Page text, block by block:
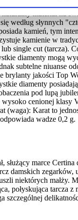
ze wszystkich
materiał na
według słynnych
kamień, tym
kamienie w
single cut (tarcza).
diamenty mogą
subtelne niuanse
brylanty jakości Top
diamenty
pod lupą
cenionej klasy
(waga): Karat to
wadze 0,2 g.
służący marce
damskich zegarków,
niektórych małży.
połyskująca tarcza z
szczególnej